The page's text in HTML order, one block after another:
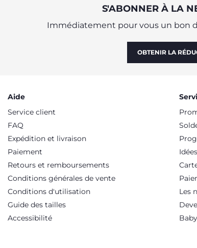
S'ABONNER À LA
Immédiatement pour vous un bon
OBTENIR LA
Aide
Service client
FAQ
Expédition et livraison
Paiement
Retours et remboursements
Conditions générales de vente
Conditions d'utilisation
Guide des tailles
Accessibilité
Les